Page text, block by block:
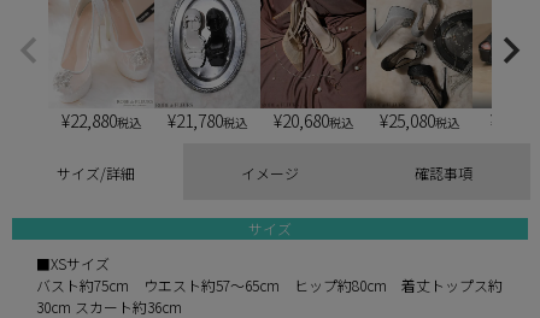
¥22,880税込 ¥21,780税込 ¥20,680税込 ¥25,080税込 ¥
サイズ/詳細 イメージ 確認事項
サイズ
■XSサイズ
バスト約75cm ウエスト約57〜65cm ヒップ約80cm 着丈トップス約
30cm スカート約36cm